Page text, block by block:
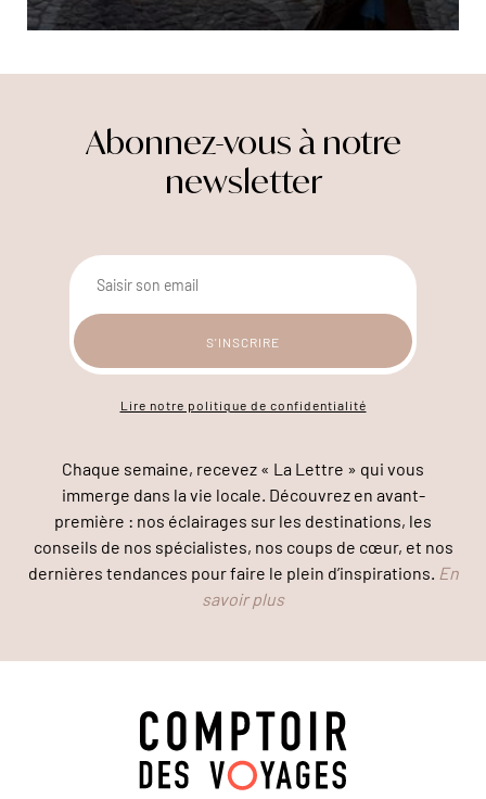
Abonnez-vous à notre
newsletter
Lire notre politique de confidentialité
Chaque semaine, recevez « La Lettre » qui vous
immerge dans la vie locale. Découvrez en avant-
première : nos éclairages sur les destinations, les
conseils de nos spécialistes, nos coups de cœur, et nos
dernières tendances pour faire le plein d’inspirations. En
savoir plus